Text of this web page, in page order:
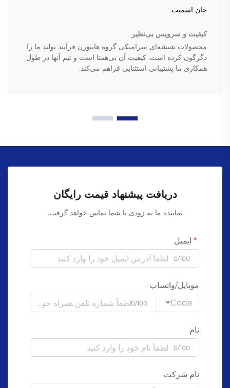
جان اسمیت
کیفیت و سرویس بی‌نظیر
محصولات شیشه‌ای سرامیکی گروه هایبورن فرآیند تولید ما را
دگرگون کرده است. کیفیت آن بی‌همتا است و تیم آنها در طول
همکاری ما پشتیبانی استثنایی فراهم می‌کند.
دریافت پیشنهاد قیمت رایگان
نماینده ما به زودی با شما تماس خواهد گرفت.
ایمیل
0/100
موبایل/واتساپ
Code
0/100
نام
0/100
نام شرکت